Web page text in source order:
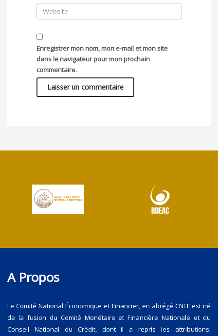
Enregistrer mon nom, mon e-mail et mon site
dans le navigateur pour mon prochain
commentaire.
A Propos
Le Comité National Économique et Financier, en abrégé CNEF est né
de la fusion du Comité Monétaire et Financière Nationale et du
Conseil National du Crédit, dont il a repris les attributions,